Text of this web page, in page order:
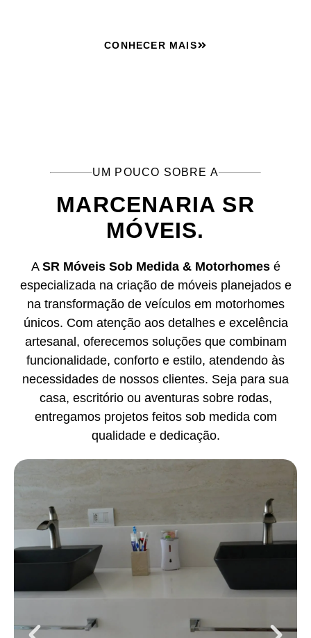
CONHECER MAIS
UM POUCO SOBRE A
MARCENARIA SR
MÓVEIS.
A SR Móveis Sob Medida & Motorhomesé
especializada na criação de móveis planejados e
na transformação de veículos em motorhomes
únicos. Com atenção aos detalhes e excelência
artesanal, oferecemos soluções que combinam
funcionalidade, conforto e estilo, atendendo às
necessidades de nossos clientes. Seja para sua
casa, escritório ou aventuras sobre rodas,
entregamos projetos feitos sob medida com
qualidade e dedicação.